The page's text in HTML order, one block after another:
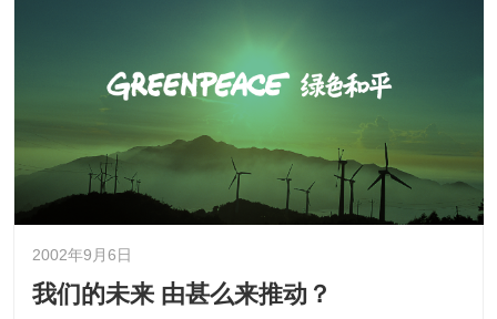
2002年9月6日
我们的未来 由甚么来推动？